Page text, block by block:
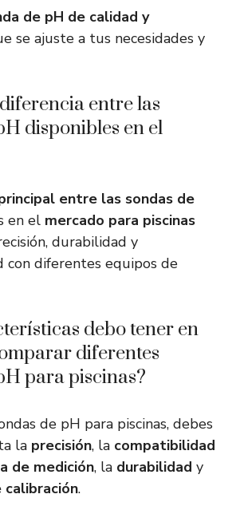
de pH de calidad y
se ajuste a tus necesidades y
entre las
disponibles en el
entre las sondas de
en el mercado para piscinas
durabilidad y
con diferentes equipos de
debo tener en
diferentes
para piscinas?
de pH para piscinas, debes
la precisión, la compatibilidad
de medición, la durabilidad y
.